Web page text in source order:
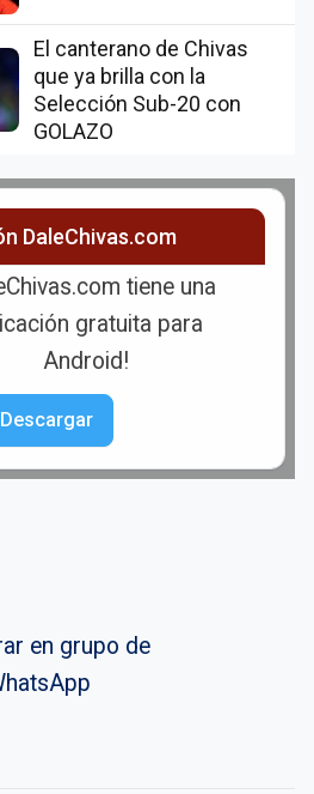
El canterano de Chivas
que ya brilla con la
Selección Sub-20 con
GOLAZO
DaleChivas.com
tiene una
gratuita para
Android!
Descargar
en grupo de